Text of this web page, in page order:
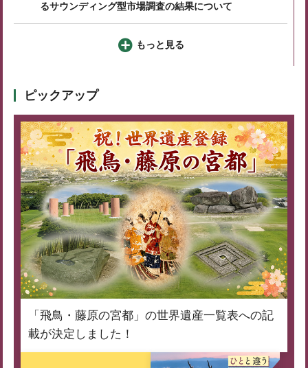
るサウンディング型市場調査の結果について
もっと見る
ピックアップ
「飛鳥・藤原の宮都」の世界遺産一覧表への記
載が決定しました！